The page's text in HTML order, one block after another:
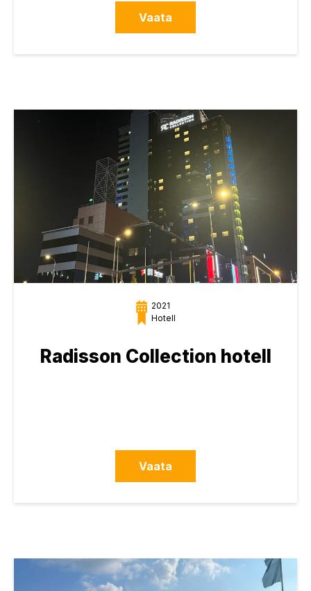
Vaata
2021
Hotell
Radisson Collection hotell
Vaata